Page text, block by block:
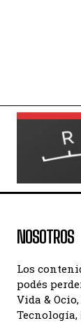
NOSOTROS
Los
podés
Vida &
Tecnología,